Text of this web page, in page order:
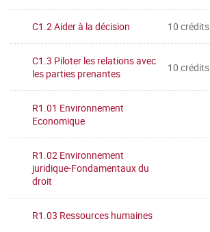
C1.2 Aider à la décision 10 crédits
C1.3 Piloter les relations avec
les parties prenantes
10 crédits
R1.01 Environnement
Economique
R1.02 Environnement
juridique-Fondamentaux du
droit
R1.03 Ressources humaines